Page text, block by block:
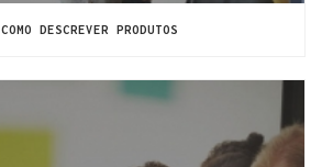
COMO DESCREVER PRODUTOS